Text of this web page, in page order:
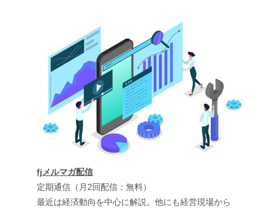
fjメルマガ配信
定期通信（月2回配信：無料）
最近は経済動向を中心に解説。他にも経営現場から